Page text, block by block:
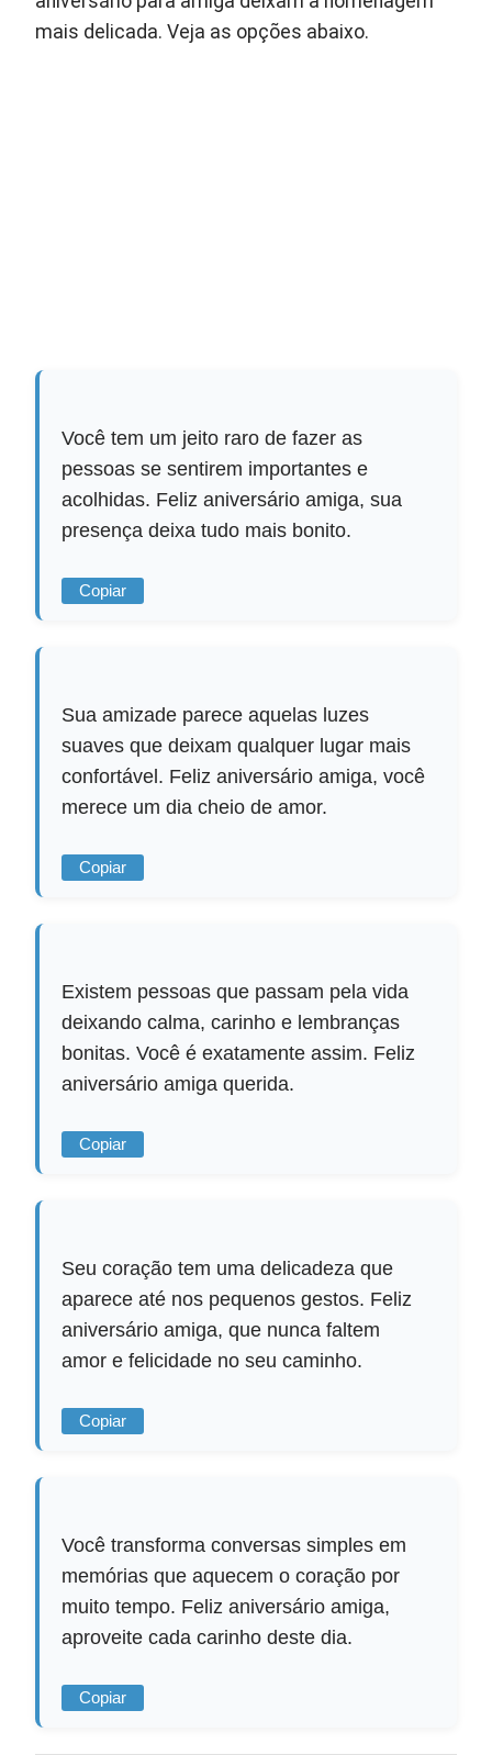
mais delicada. Veja as opções abaixo.
Você tem um jeito raro de fazer as
pessoas se sentirem importantes e
acolhidas. Feliz aniversário amiga, sua
presença deixa tudo mais bonito.
Copiar
Sua amizade parece aquelas luzes
suaves que deixam qualquer lugar mais
confortável. Feliz aniversário amiga, você
merece um dia cheio de amor.
Copiar
Existem pessoas que passam pela vida
deixando calma, carinho e lembranças
bonitas. Você é exatamente assim. Feliz
aniversário amiga querida.
Copiar
Seu coração tem uma delicadeza que
aparece até nos pequenos gestos. Feliz
aniversário amiga, que nunca faltem
amor e felicidade no seu caminho.
Copiar
Você transforma conversas simples em
memórias que aquecem o coração por
muito tempo. Feliz aniversário amiga,
aproveite cada carinho deste dia.
Copiar